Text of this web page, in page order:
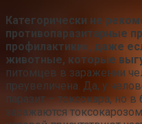
Категорически не
противопаразитарные
профилактики», даже
животные, которые
питомцев в заражении
преувеличена. Да, у
паразит – токсокара, но
заражаются